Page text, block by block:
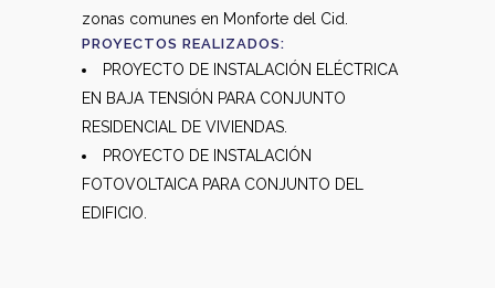
zonas comunes en Monforte del Cid.
PROYECTOS REALIZADOS:
PROYECTO DE INSTALACIÓN ELÉCTRICA
EN BAJA TENSIÓN PARA CONJUNTO
RESIDENCIAL DE VIVIENDAS.
PROYECTO DE INSTALACIÓN
FOTOVOLTAICA PARA CONJUNTO DEL
EDIFICIO.